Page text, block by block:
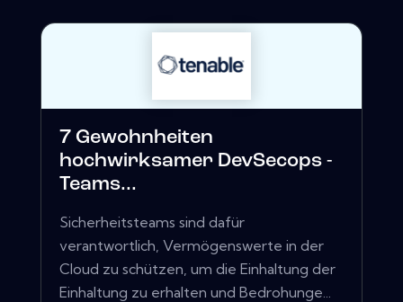
7 Gewohnheiten
hochwirksamer DevSecops -
Teams...
Sicherheitsteams sind dafür
verantwortlich, Vermögenswerte in der
Cloud zu schützen, um die Einhaltung der
Einhaltung zu erhalten und Bedrohunge...